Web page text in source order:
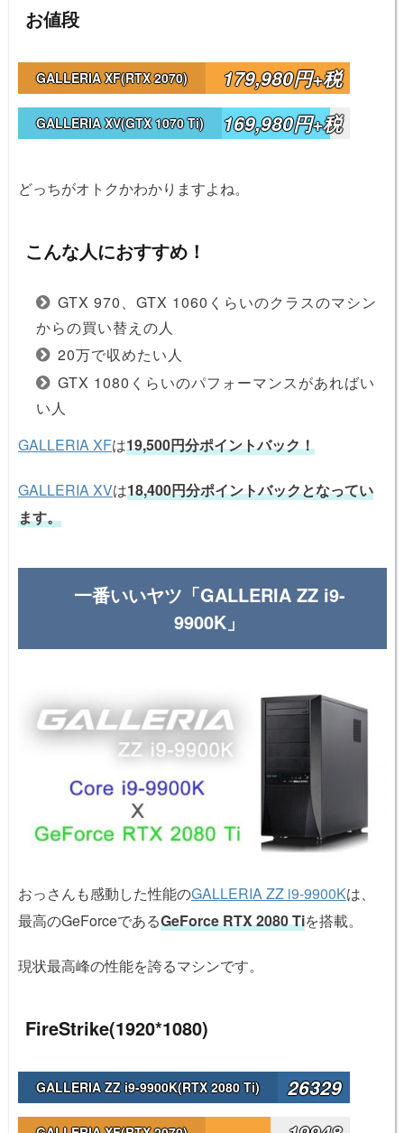
お値段
GALLERIA XF(RTX 2070) 179,980円+税
GALLERIA XV(GTX 1070 Ti) 169,980円+税
どっちがオトクかわかりますよね。
こんな人におすすめ！
GTX 970、GTX 1060くらいのクラスのマシン
からの買い替えの人
20万で収めたい人
GTX 1080くらいのパフォーマンスがあればい
い人
GALLERIA XFは19,500円分ポイントバック！
GALLERIA XVは18,400円分ポイントバックとなってい
ます。
一番いいヤツ「GALLERIA ZZ i9-
9900K」
おっさんも感動した性能のGALLERIA ZZ i9-9900Kは、
最高のGeForceであるGeForce RTX 2080 Tiを搭載。
現状最高峰の性能を誇るマシンです。
FireStrike(1920*1080)
GALLERIA ZZ i9-9900K(RTX 2080 Ti) 26329